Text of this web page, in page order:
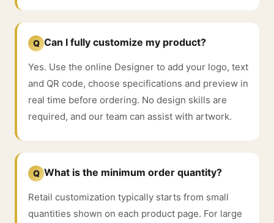
Q Can I fully customize my product?
Yes. Use the online Designer to add your logo, text
and QR code, choose specifications and preview in
real time before ordering. No design skills are
required, and our team can assist with artwork.
Q What is the minimum order quantity?
Retail customization typically starts from small
quantities shown on each product page. For large